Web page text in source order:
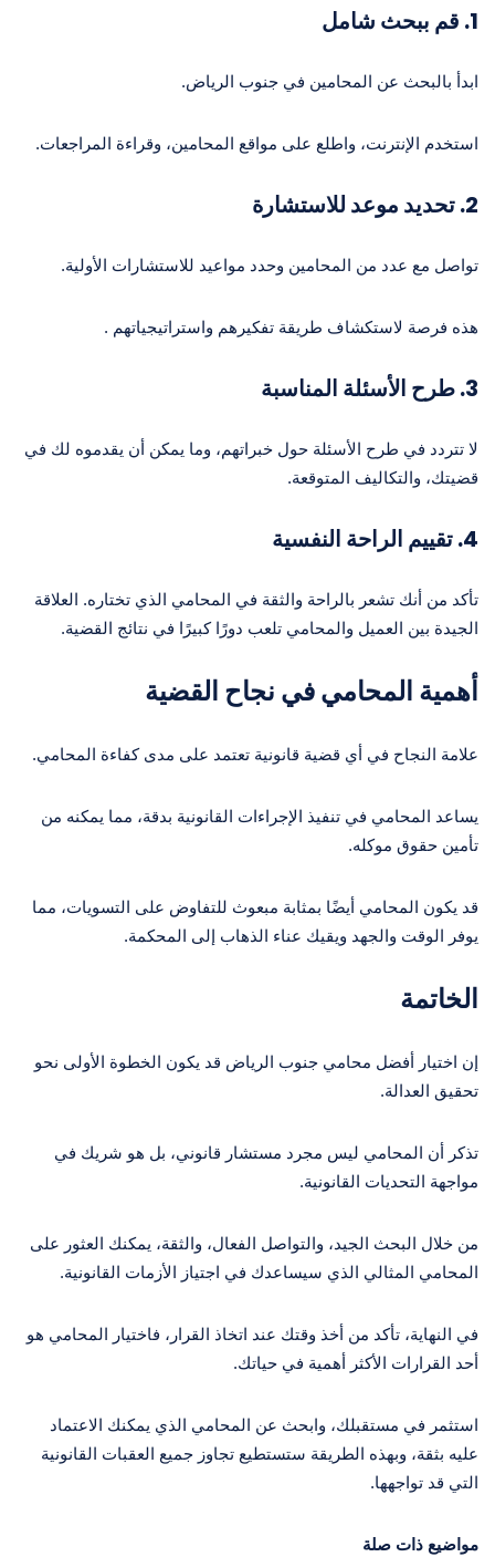
1. قم ببحث شامل
ابدأ بالبحث عن المحامين في جنوب الرياض.
استخدم الإنترنت، واطلع على مواقع المحامين، وقراءة المراجعات.
2. تحديد موعد للاستشارة
تواصل مع عدد من المحامين وحدد مواعيد للاستشارات الأولية.
هذه فرصة لاستكشاف طريقة تفكيرهم واستراتيجياتهم .
3. طرح الأسئلة المناسبة
لا تتردد في طرح الأسئلة حول خبراتهم، وما يمكن أن يقدموه لك في
قضيتك، والتكاليف المتوقعة.
4. تقييم الراحة النفسية
تأكد من أنك تشعر بالراحة والثقة في المحامي الذي تختاره. العلاقة
الجيدة بين العميل والمحامي تلعب دورًا كبيرًا في نتائج القضية.
أهمية المحامي في نجاح القضية
علامة النجاح في أي قضية قانونية تعتمد على مدى كفاءة المحامي.
يساعد المحامي في تنفيذ الإجراءات القانونية بدقة، مما يمكنه من
تأمين حقوق موكله.
قد يكون المحامي أيضًا بمثابة مبعوث للتفاوض على التسويات، مما
يوفر الوقت والجهد ويقيك عناء الذهاب إلى المحكمة.
الخاتمة
إن اختيار أفضل محامي جنوب الرياض قد يكون الخطوة الأولى نحو
تحقيق العدالة.
تذكر أن المحامي ليس مجرد مستشار قانوني، بل هو شريك في
مواجهة التحديات القانونية.
من خلال البحث الجيد، والتواصل الفعال، والثقة، يمكنك العثور على
المحامي المثالي الذي سيساعدك في اجتياز الأزمات القانونية.
في النهاية، تأكد من أخذ وقتك عند اتخاذ القرار، فاختيار المحامي هو
أحد القرارات الأكثر أهمية في حياتك.
استثمر في مستقبلك، وابحث عن المحامي الذي يمكنك الاعتماد
عليه بثقة، وبهذه الطريقة ستستطيع تجاوز جميع العقبات القانونية
التي قد تواجهها.
مواضيع ذات صلة